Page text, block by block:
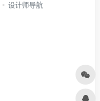
设计师导航